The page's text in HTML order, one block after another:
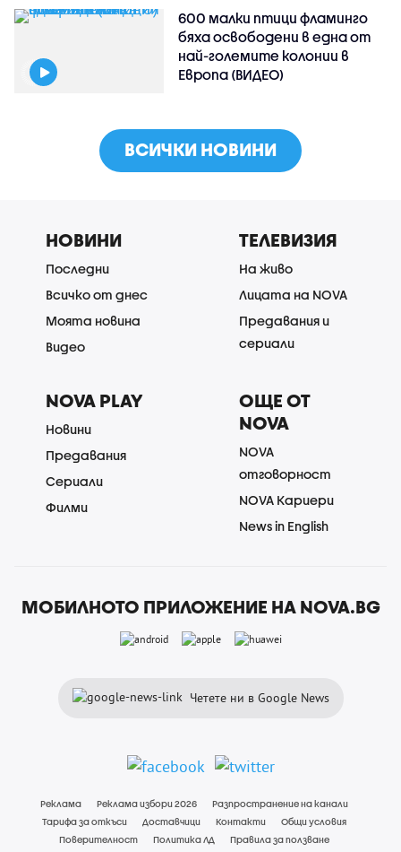
600 малки птици фламинго
бяха освободени в една от
най-големите колонии в
Европа (ВИДЕО)
ВСИЧКИ НОВИНИ
НОВИНИ
Последни
Всичко от днес
Моята новина
Видео
ТЕЛЕВИЗИЯ
На живо
Лицата на NOVA
Предавания и
сериали
NOVA PLAY
Новини
Предавания
Сериали
Филми
ОЩЕ ОТ
NOVA
NOVA
отговорност
NOVA Кариери
News in English
МОБИЛНОТО ПРИЛОЖЕНИЕ НА NOVA.BG
Четете ни в Google News
Реклама Реклама избори 2026
Разпространение на канали
Тарифа за откъси
Доставчици Контакти
Общи условия
Поверителност
Политика ЛД Правила за ползване